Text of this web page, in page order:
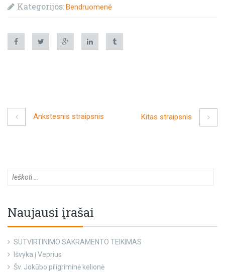
Kategorijos:Bendruomenė
Ankstesnis straipsnis Kitas straipsnis
Naujausi įrašai
SUTVIRTINIMO SAKRAMENTO TEIKIMAS
Išvyka į Veprius
Šv. Jokūbo piligriminė kelionė